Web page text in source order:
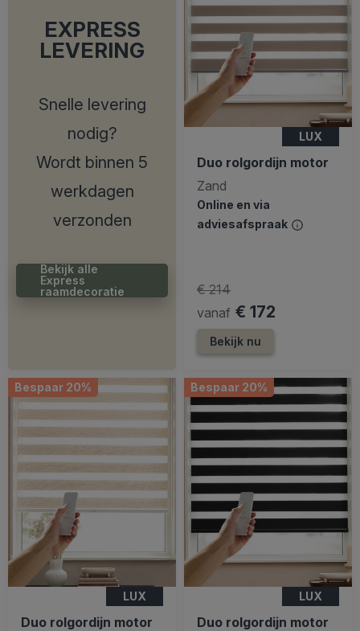
EXPRESS
LEVERING
Snelle levering
nodig?
Wordt binnen 5
werkdagen
verzonden
Bekijk alle
Express
raamdecoratie
LUX
Duo rolgordijn motor
Zand
Online en via
adviesafspraak
vanaf € 172
€ 214
Bekijk nu
Bespaar 20%
LUX
Duo rolgordijn motor
Bespaar 20%
LUX
Duo rolgordijn motor